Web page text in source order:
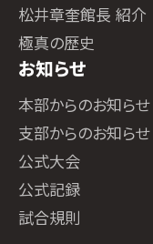
松井章奎館長 紹介
極真の歴史
お知らせ
本部からのお知らせ
支部からのお知らせ
公式大会
公式記録
試合規則